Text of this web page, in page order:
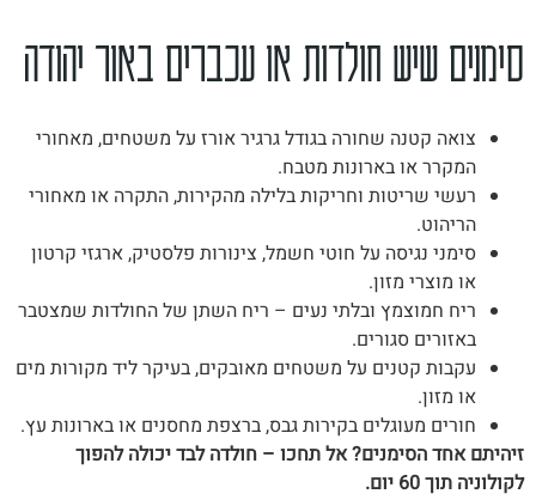
סימנים שיש חולדות או עכברים באור יהודה
צואה קטנה שחורה בגודל גרגיר אורז על משטחים, מאחורי
המקרר או בארונות מטבח.
רעשי שריטות וחריקות בלילה מהקירות, התקרה או מאחורי
הריהוט.
סימני נגיסה על חוטי חשמל, צינורות פלסטיק, ארגזי קרטון
או מוצרי מזון.
ריח חמוצמץ ובלתי נעים – ריח השתן של החולדות שמצטבר
באזורים סגורים.
עקבות קטנים על משטחים מאובקים, בעיקר ליד מקורות מים
או מזון.
חורים מעוגלים בקירות גבס, ברצפת מחסנים או בארונות עץ.
זיהיתם אחד הסימנים? אל תחכו – חולדה לבד יכולה להפוך
לקולוניה תוך 60 יום.